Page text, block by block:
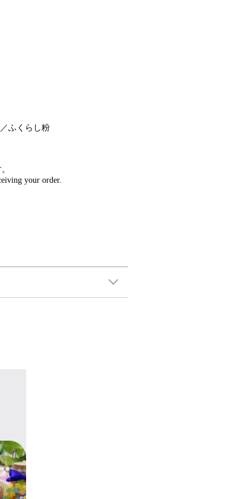
ふくらし粉
your order.